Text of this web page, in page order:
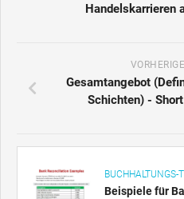
Handelskarrieren
Gesamtangebot
Schichten) -
BUCHHALTUNGS-
Beispiele für